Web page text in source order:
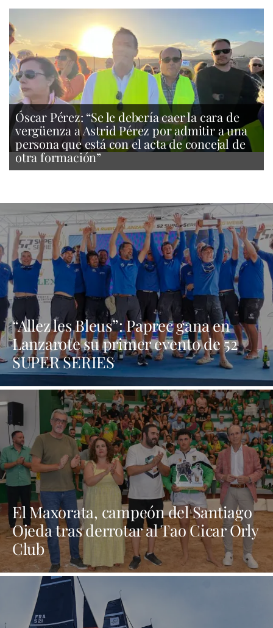
Óscar Pérez: “Se le debería caer la cara de
vergüenza a Astrid Pérez por admitir a una
persona que está con el acta de concejal de
otra formación”
“Allez les Bleus”: Paprec gana en
Lanzarote su primer evento de 52
SUPER SERIES
El Maxorata, campeón del Santiago
Ojeda tras derrotar al Tao Cicar Orly
Club